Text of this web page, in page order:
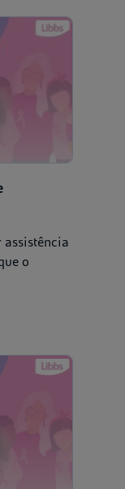
assistência
o